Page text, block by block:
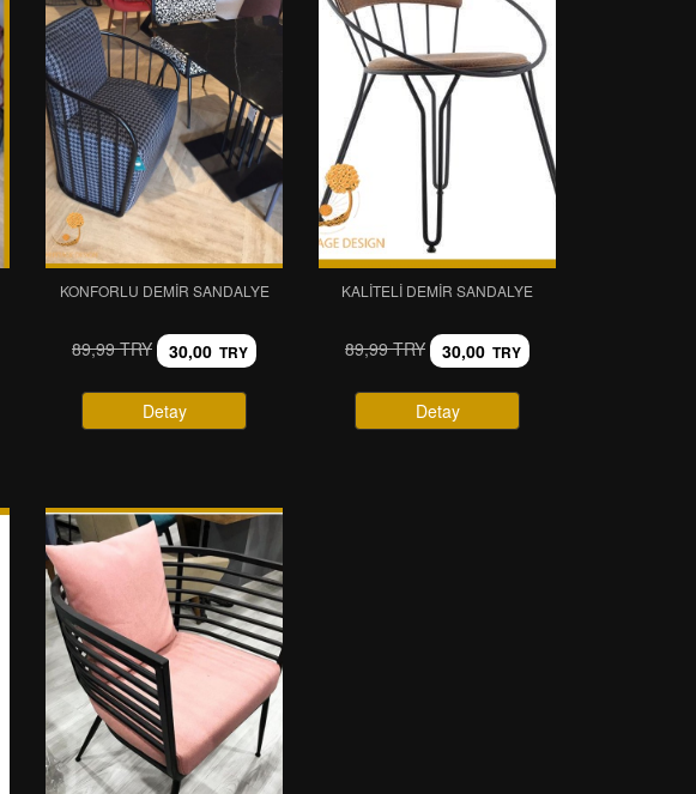
KONFORLU DEMIR SANDALYE
89,99 TRY 30,00 TRY
Detay
KALITELI DEMIR SANDALYE
89,99 TRY 30,00 TRY
Detay